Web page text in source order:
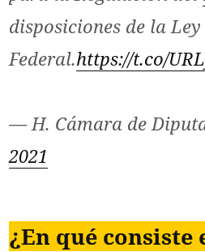
disposiciones de la
Federal.https://t.co/
— H. Cámara de
2021
¿En qué consiste